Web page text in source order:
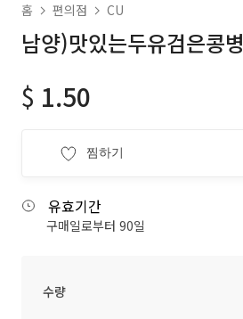
홈 편의점 CU
남양)맛있는두유검은콩병
$ 1.50
찜하기
유효기간
구매일로부터 90일
수량